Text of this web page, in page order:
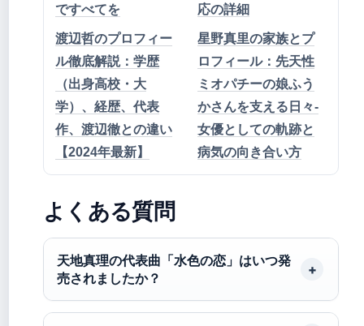
ですべてを
応の詳細
渡辺哲のプロフィー
ル徹底解説：学歴
（出身高校・大
学）、経歴、代表
作、渡辺徹との違い
【2024年最新】
星野真里の家族とプ
ロフィール：先天性
ミオパチーの娘ふう
かさんを支える日々-
女優としての軌跡と
病気の向き合い方
よくある質問
天地真理の代表曲「水色の恋」はいつ発
売されましたか？